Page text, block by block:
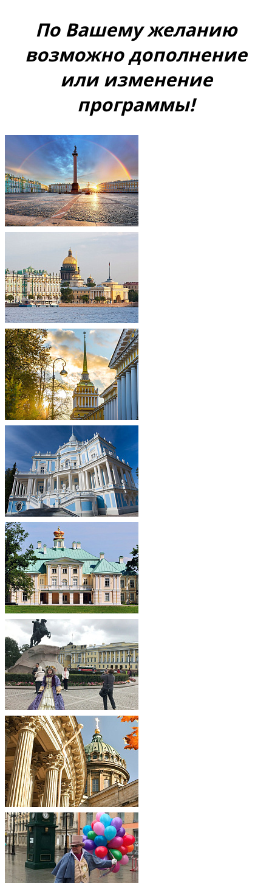
По Вашему желанию
возможно дополнение
или изменение
программы!